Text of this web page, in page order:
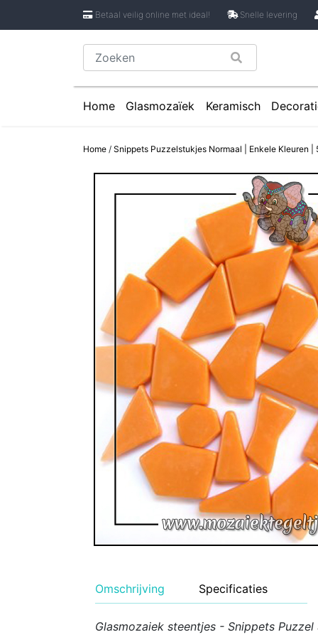
Betaal veilig online met ideal! Snelle levering
Home
Glasmozaïek
Glasmozaïek steentjes 2 cm
Glasmozaïek steentjes Pixel 8 mm
Glasmozaïek steentjes Rond
Glasmozaïek steentjes
Glasmozaïek steentjes Speciale
Glasmozaïek steentjes
Keramisch
Keramische
Keramische Cirkels
Keramische
Keramische
Keramische
Keramische
Keramische
Keramische
Geglazuurde
Binnen wandtegels
Buiten tegels Cesi
Home / Snippets Puzzelstukjes Normaal | Enkele Kleuren |
Omschrijving Specificaties
Glasmozaiek steentjes - Snippets